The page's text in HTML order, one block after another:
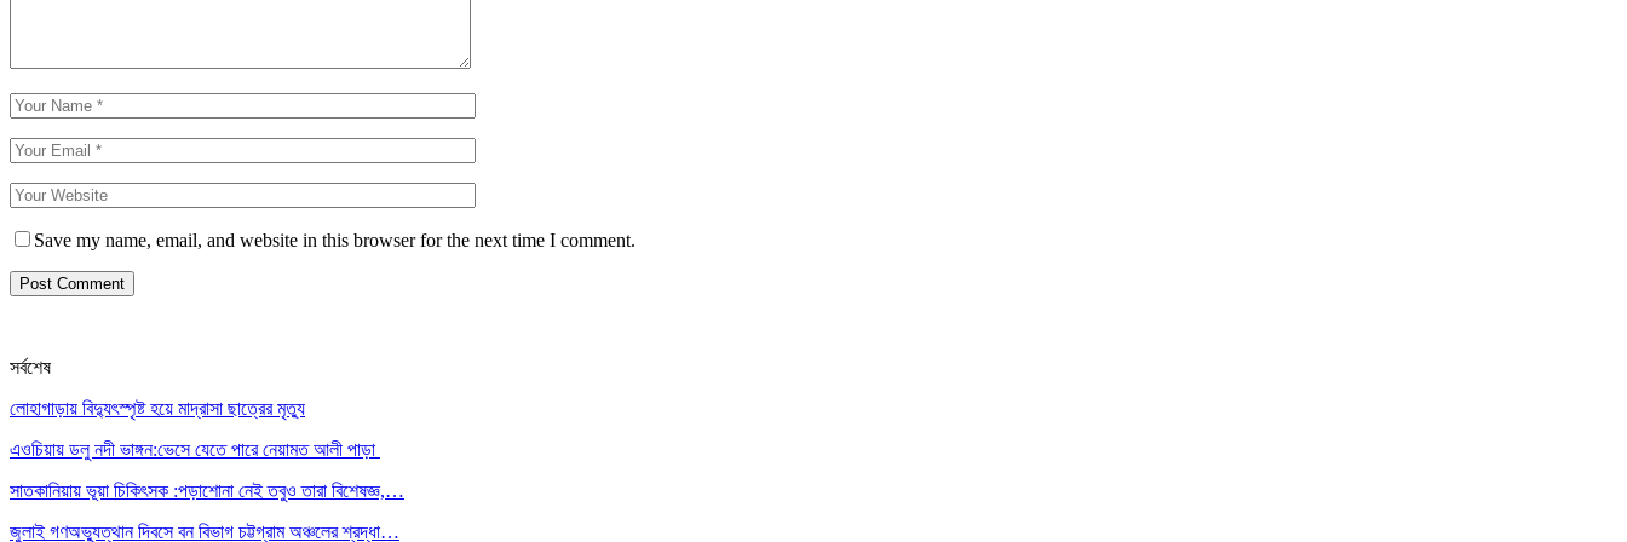
Save my name, email, and website in this browser for the next time I comment.
সর্বশেষ
লোহাগাড়ায় বিদ্যুৎস্পৃষ্ট হয়ে মাদ্রাসা ছাত্রের মৃত্যু
এওচিয়ায় ডলু নদী ভাঙ্গন:ভেসে যেতে পারে নেয়ামত আলী পাড়া
সাতকানিয়ায় ভূয়া চিকিৎসক :পড়াশোনা নেই তবুও তারা বিশেষজ্ঞ,…
জুলাই গণঅভ্যুত্থান দিবসে বন বিভাগ চট্টগ্রাম অঞ্চলের শ্রদ্ধা…